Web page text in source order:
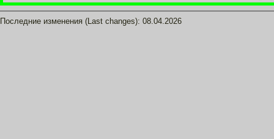
Последние изменения (Last changes): 08.04.2026